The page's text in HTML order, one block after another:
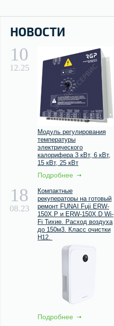
НОВОСТИ
10
12.25
Модуль регулирования
температуры
электрического
калорифера 3 кВт, 6 кВт,
15 кВт, 25 кВт
Подробнее
18
08.23
Компактные
рекуператоры на готовый
ремонт FUNAI Fuji ERW-
150X.P и ERW-150X.D Wi-
Fi Тихие. Расход воздуха
до 150м3. Класс очистки
Н12.
Подробнее